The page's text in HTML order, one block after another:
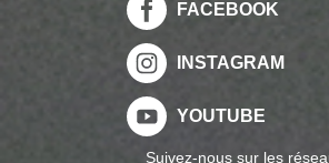
FACEBOOK
INSTAGRAM
YOUTUBE
Suivez-nous sur les